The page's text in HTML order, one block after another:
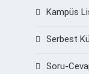
Kampüs
Serbest
Soru-